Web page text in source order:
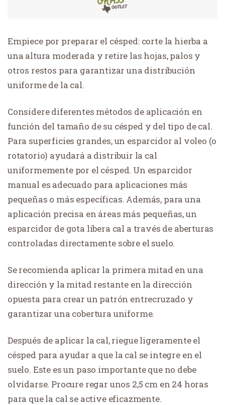
Empiece por preparar el césped: corte la hierba a
una altura moderada y retire las hojas, palos y
otros restos para garantizar una distribución
uniforme de la cal.
Considere diferentes métodos de aplicación en
función del tamaño de su césped y del tipo de cal.
Para superficies grandes, un esparcidor al voleo (o
rotatorio) ayudará a distribuir la cal
uniformemente por el césped. Un esparcidor
manual es adecuado para aplicaciones más
pequeñas o más específicas. Además, para una
aplicación precisa en áreas más pequeñas, un
esparcidor de gota libera cal a través de aberturas
controladas directamente sobre el suelo.
Se recomienda aplicar la primera mitad en una
dirección y la mitad restante en la dirección
opuesta para crear un patrón entrecruzado y
garantizar una cobertura uniforme.
Después de aplicar la cal, riegue ligeramente el
césped para ayudar a que la cal se integre en el
suelo. Este es un paso importante que no debe
olvidarse. Procure regar unos 2,5 cm en 24 horas
para que la cal se active eficazmente.